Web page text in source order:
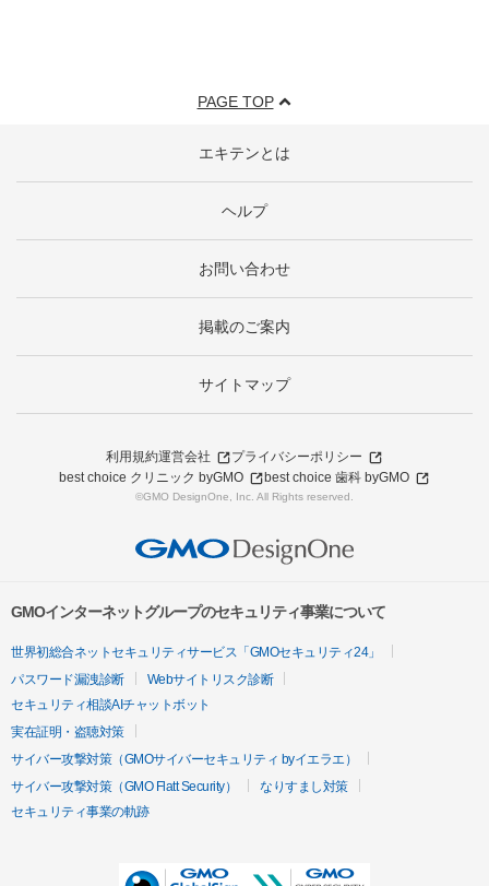
PAGE TOP
エキテンとは
ヘルプ
お問い合わせ
掲載のご案内
サイトマップ
利用規約運営会社
プライバシーポリシー
best choice クリニック byGMO
best choice 歯科 byGMO
©GMO DesignOne, Inc. All Rights reserved.
GMOインターネットグループのセキュリティ事業について
世界初総合ネットセキュリティサービス「GMOセキュリティ24」
パスワード漏洩診断
Webサイトリスク診断
セキュリティ相談AIチャットボット
実在証明・盗聴対策
サイバー攻撃対策（GMOサイバーセキュリティ byイエラエ）
サイバー攻撃対策（GMO Flatt Security）
なりすまし対策
セキュリティ事業の軌跡